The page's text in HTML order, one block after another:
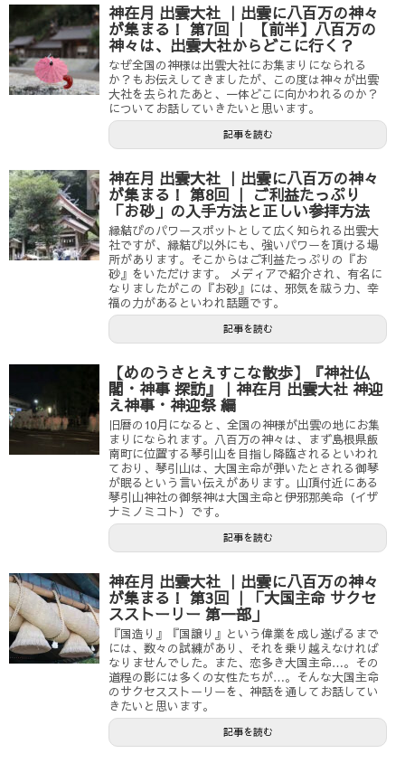
神在月 出雲大社 ｜出雲に八百万の神々
が集まる！ 第7回 ｜ 【前半】八百万の
神々は、出雲大社からどこに行く？
なぜ全国の神様は出雲大社にお集まりになられる
か？もお伝えしてきましたが、この度は神々が出雲
大社を去られたあと、一体どこに向かわれるのか？
についてお話していきたいと思います。
記事を読む
神在月 出雲大社 ｜出雲に八百万の神々
が集まる！ 第8回 ｜ ご利益たっぷり
「お砂」の入手方法と正しい参拝方法
縁結びのパワースポットとして広く知られる出雲大
社ですが、縁結び以外にも、強いパワーを頂ける場
所があります。そこからはご利益たっぷりの『お
砂』をいただけます。 メディアで紹介され、有名に
なりましたがこの『お砂』には、邪気を祓う力、幸
福の力があるといわれ話題です。
記事を読む
【めのうさとえすこな散歩】『神社仏
閣・神事 探訪』｜神在月 出雲大社 神迎
え神事・神迎祭 編
旧暦の10月になると、全国の神様が出雲の地にお集
まりになられます。八百万の神々は、まず島根県飯
南町に位置する琴引山を目指し降臨されるといわれ
ており、琴引山は、大国主命が弾いたとされる御琴
が眠るという言い伝えがあります。山頂付近にある
琴引山神社の御祭神は大国主命と伊邪那美命（イザ
ナミノミコト）です。
記事を読む
神在月 出雲大社 ｜出雲に八百万の神々
が集まる！ 第3回 ｜「大国主命 サクセ
スストーリー 第一部」
『国造り』『国譲り』という偉業を成し遂げるまで
には、数々の試練があり、それを乗り越えなければ
なりませんでした。また、恋多き大国主命…。その
道程の影には多くの女性たちが…。そんな大国主命
のサクセスストーリーを、神話を通してお話してい
きたいと思います。
記事を読む